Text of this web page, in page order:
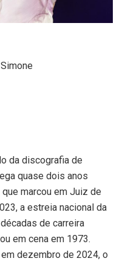
da discografia de
quase dois anos
marcou em Juiz de
a estreia nacional da
de carreira
em cena em 1973.
dezembro de 2024, o